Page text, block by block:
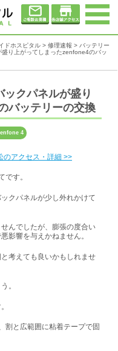
ドホスピタル > 修理速報 > バッテリー
り上がってしまったzenfone4のバッ
クパネルが盛り
バッテリーの交換
4
のアクセス・詳細 >>
です。
クパネルが少し外れかけて
んでしたが、膨張の度合い
影響を与えかねません。
考えても良いかもしれませ
。
割と広範囲に粘着テープで固